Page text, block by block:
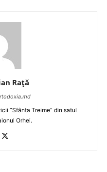
Raţă
”Sfânta Treime” din satul
Orhei.